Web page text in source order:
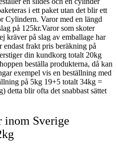
i ett paket utan det blir ett
Cylindern. Varor med en längd
på 125kr.Varor som skoter
kräver på slag av emballage har
endast frakt pris beräkning på
din kundkorg totalt 20kg
beställa produkterna, då kan
exempel vis en beställning med
på 5kg 19+5 totalt 34kg =
detta blir ofta det snabbast sättet
inom Sverige